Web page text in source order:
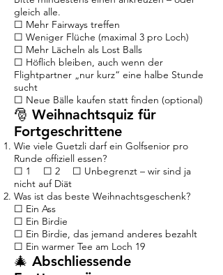
gleich alle.
☐ Mehr Fairways treffen
☐ Weniger Flüche (maximal 3 pro Loch)
☐ Mehr Lächeln als Lost Balls
☐ Höflich bleiben, auch wenn der
Flightpartner „nur kurz“ eine halbe Stunde
sucht
☐ Neue Bälle kaufen statt finden (optional)
🎅 Weihnachtsquiz für
Fortgeschrittene
Wie viele Guetzli darf ein Golfsenior pro
Runde offiziell essen?
☐ 1 ☐ 2 ☐ Unbegrenzt – wir sind ja
nicht auf Diät
Was ist das beste Weihnachtsgeschenk?
☐ Ein Ass
☐ Ein Birdie
☐ Ein Birdie, das jemand anderes bezahlt
☐ Ein warmer Tee am Loch 19
🎄 Abschliessende